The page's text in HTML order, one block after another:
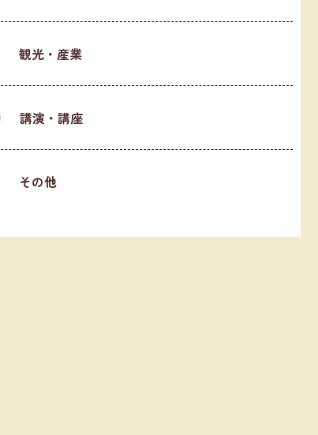
観光・産業
講演・講座
その他